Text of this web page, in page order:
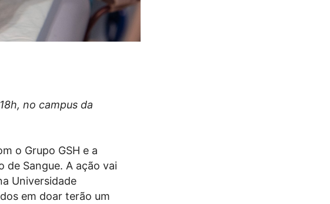
no campus da
o Grupo GSH e a
de Sangue. A ação vai
Universidade
em doar terão um